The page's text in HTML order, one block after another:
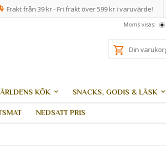
Frakt från 39 kr - Fri frakt över 599 kr i varuvärde!
Moms visas:
Din
KÖK SNACKS, GODIS & LÄSK
NEDSATT PRIS